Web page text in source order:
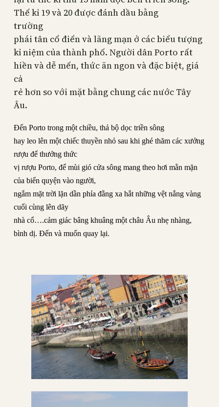
Thế kỉ 19 và 20 được đánh dầu bằng
trường
phái tân cổ điển và lãng mạn ở các biểu tượng
kỉ niệm của thành phố. Người dânPorto rất
hiền và dễ mến, thức ăn ngon và đặc biệt, giá
cả
rẻ hơn so với mặt bằng chung các nước Tây
Âu.
Đến Porto trong một chiều, thả bộ dọc triền sông
hay leo lên một chiếc thuyền nhỏ sau khi ghé thăm các xưởng
rượu để thưởng thức
vị rượu Porto, để mùi gió cửa sông mang theo hơi mằn mặn
của biển quyện vào người,
ngắm mặt trời lặn dần phía đằng xa hắt những vệt nắng vàng
cuối cùng lên dãy
nhà cổ….cảm giác bâng khuâng một châu Âu nhẹ nhàng,
bình dị. Đến và muốn quay lại.